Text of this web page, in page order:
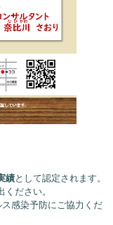
績として認定されます。
ださい。
感染予防にご協力くだ